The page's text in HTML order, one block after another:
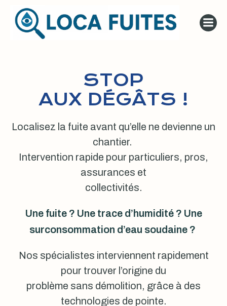
au
contenu
STOP
AUX DÉGÂTS !
Localisez la fuite avant qu’elle ne devienne un
chantier.
Intervention rapide pour particuliers, pros,
assurances et
collectivités.
Une fuite ? Une trace d’humidité ? Une
surconsommation d’eau soudaine ?
Nos spécialistes interviennent rapidement
pour trouver l’origine du
problème sans démolition, grâce à des
technologies de pointe.